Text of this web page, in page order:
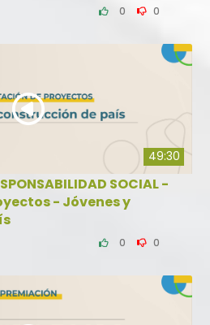
0 0
49:30
SOCIAL -
- Jóvenes y
0 0